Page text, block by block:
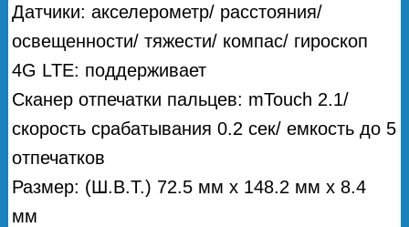
Датчики: акселерометр/ расстояния/
освещенности/ тяжести/ компас/ гироскоп
4G LTE: поддерживает
Сканер отпечатки пальцев: mTouch 2.1/
скорость срабатывания 0.2 сек/ емкость до 5
отпечатков
Размер: (Ш.В.Т.) 72.5 мм х 148.2 мм х 8.4
мм